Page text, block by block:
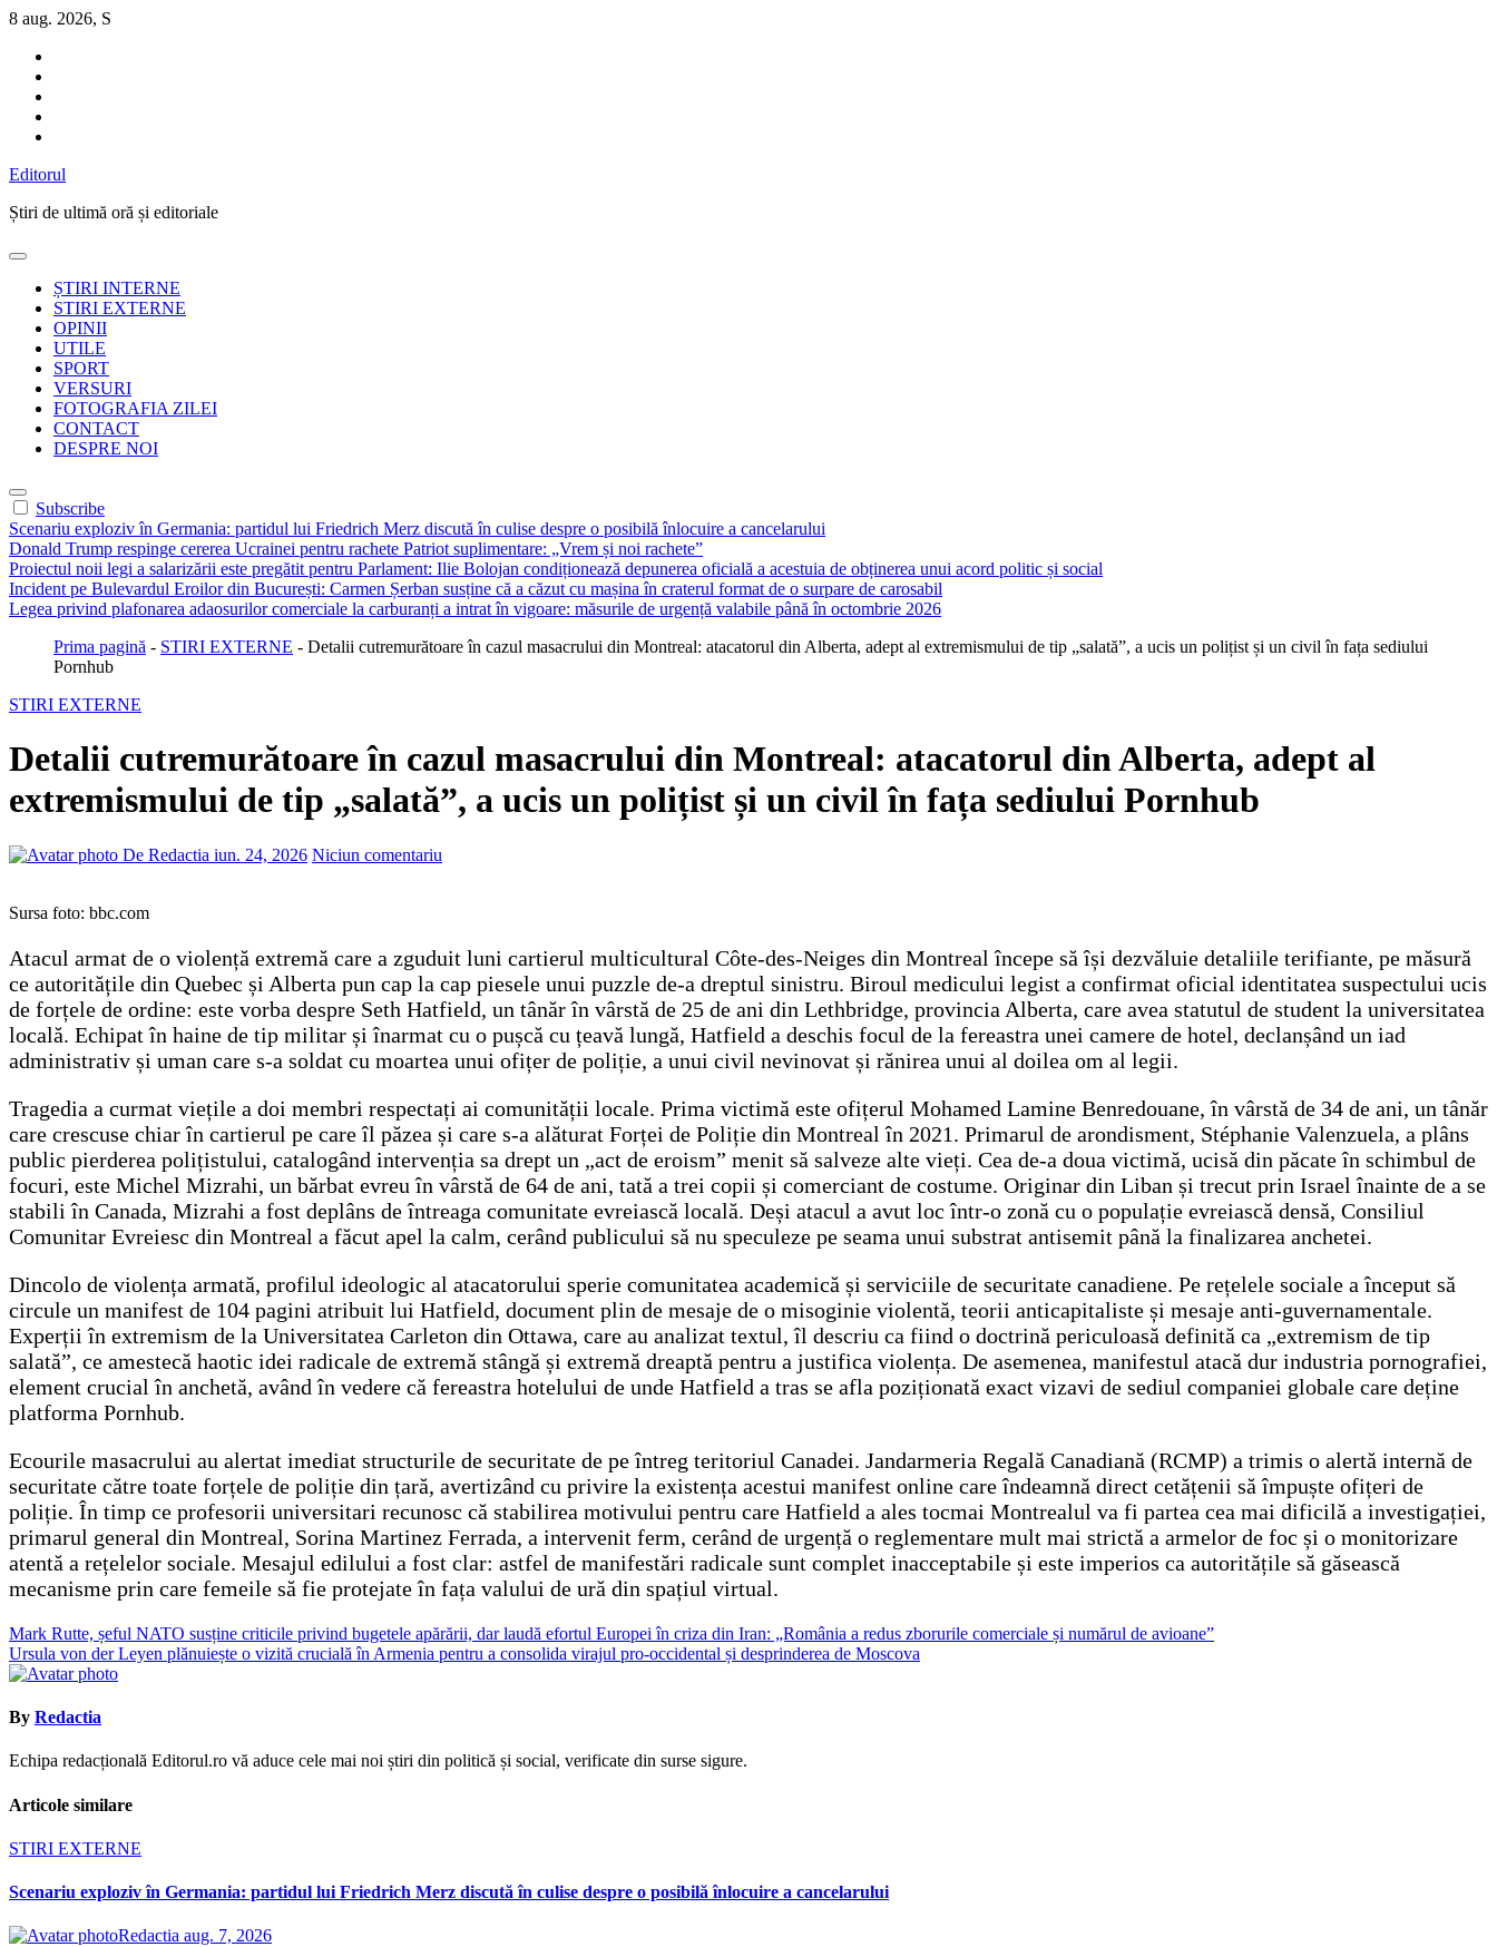
Sari
conținut
8 aug. 2026, S
Editorul
Știri de ultimă oră și editoriale
ȘTIRI INTERNE
STIRI EXTERNE
OPINII
UTILE
SPORT
VERSURI
FOTOGRAFIA ZILEI
CONTACT
DESPRE NOI
Subscribe
Scenariu exploziv în Germania: partidul lui Friedrich Merz discută în culise despre o posibilă înlocuire a cancelarului
Donald Trump respinge cererea Ucrainei pentru rachete Patriot suplimentare: „Vrem și noi rachete”
Proiectul noii legi a salarizării este pregătit pentru Parlament: Ilie Bolojan condiționează depunerea oficială a acestuia de obținerea unui acord politic și social
Incident pe Bulevardul Eroilor din București: Carmen Șerban susține că a căzut cu mașina în craterul format de o surpare de carosabil
Legea privind plafonarea adaosurilor comerciale la carburanți a intrat în vigoare: măsurile de urgență valabile până în octombrie 2026
Prima pagină - STIRI EXTERNE - Detalii cutremurătoare în cazul masacrului din Montreal: atacatorul din Alberta, adept al extremismului de tip „salată”, a ucis un polițist și un civil în fața sediului
Pornhub
STIRI EXTERNE
Detalii cutremurătoare în cazul masacrului din Montreal: atacatorul din Alberta, adept al
extremismului de tip „salată”, a ucis un polițist și un civil în fața sediului Pornhub
De Redactia iun. 24, 2026 Niciun comentariu
Sursa foto: bbc.com
Atacul armat de o violență extremă care a zguduit luni cartierul multicultural Côte-des-Neiges din Montreal începe să își dezvăluie detaliile terifiante, pe măsură
ce autoritățile din Quebec și Alberta pun cap la cap piesele unui puzzle de-a dreptul sinistru. Biroul medicului legist a confirmat oficial identitatea suspectului ucis
de forțele de ordine: este vorba despre Seth Hatfield, un tânăr în vârstă de 25 de ani din Lethbridge, provincia Alberta, care avea statutul de student la universitatea
locală. Echipat în haine de tip militar și înarmat cu o pușcă cu țeavă lungă, Hatfield a deschis focul de la fereastra unei camere de hotel, declanșând un iad
administrativ și uman care s-a soldat cu moartea unui ofițer de poliție, a unui civil nevinovat și rănirea unui al doilea om al legii.
Tragedia a curmat viețile a doi membri respectați ai comunității locale. Prima victimă este ofițerul Mohamed Lamine Benredouane, în vârstă de 34 de ani, un tânăr
care crescuse chiar în cartierul pe care îl păzea și care s-a alăturat Forței de Poliție din Montreal în 2021. Primarul de arondisment, Stéphanie Valenzuela, a plâns
public pierderea polițistului, catalogând intervenția sa drept un „act de eroism” menit să salveze alte vieți. Cea de-a doua victimă, ucisă din păcate în schimbul de
focuri, este Michel Mizrahi, un bărbat evreu în vârstă de 64 de ani, tată a trei copii și comerciant de costume. Originar din Liban și trecut prin Israel înainte de a se
stabili în Canada, Mizrahi a fost deplâns de întreaga comunitate evreiască locală. Deși atacul a avut loc într-o zonă cu o populație evreiască densă, Consiliul
Comunitar Evreiesc din Montreal a făcut apel la calm, cerând publicului să nu speculeze pe seama unui substrat antisemit până la finalizarea anchetei.
Dincolo de violența armată, profilul ideologic al atacatorului sperie comunitatea academică și serviciile de securitate canadiene. Pe rețelele sociale a început să
circule un manifest de 104 pagini atribuit lui Hatfield, document plin de mesaje de o misoginie violentă, teorii anticapitaliste și mesaje anti-guvernamentale.
Experții în extremism de la Universitatea Carleton din Ottawa, care au analizat textul, îl descriu ca fiind o doctrină periculoasă definită ca „extremism de tip
salată”, ce amestecă haotic idei radicale de extremă stângă și extremă dreaptă pentru a justifica violența. De asemenea, manifestul atacă dur industria pornografiei,
element crucial în anchetă, având în vedere că fereastra hotelului de unde Hatfield a tras se afla poziționată exact vizavi de sediul companiei globale care deține
platforma Pornhub.
Ecourile masacrului au alertat imediat structurile de securitate de pe întreg teritoriul Canadei. Jandarmeria Regală Canadiană (RCMP) a trimis o alertă internă de
securitate către toate forțele de poliție din țară, avertizând cu privire la existența acestui manifest online care îndeamnă direct cetățenii să împuște ofițeri de
poliție. În timp ce profesorii universitari recunosc că stabilirea motivului pentru care Hatfield a ales tocmai Montrealul va fi partea cea mai dificilă a investigației,
primarul general din Montreal, Sorina Martinez Ferrada, a intervenit ferm, cerând de urgență o reglementare mult mai strictă a armelor de foc și o monitorizare
atentă a rețelelor sociale. Mesajul edilului a fost clar: astfel de manifestări radicale sunt complet inacceptabile și este imperios ca autoritățile să găsească
mecanisme prin care femeile să fie protejate în fața valului de ură din spațiul virtual.
Navigare
în
Mark Rutte, șeful NATO susține criticile privind bugetele apărării, dar laudă efortul Europei în criza din Iran: „România a redus zborurile comerciale și numărul de avioane”
Ursula von der Leyen plănuiește o vizită crucială în Armenia pentru a consolida virajul pro-occidental și desprinderea de Moscova
By Redactia
Echipa redacțională Editorul.ro vă aduce cele mai noi știri din politică și social, verificate din surse sigure.
Articole similare
STIRI EXTERNE
Scenariu exploziv în Germania: partidul lui Friedrich Merz discută în culise despre o posibilă înlocuire a cancelarului
Redactia aug. 7, 2026